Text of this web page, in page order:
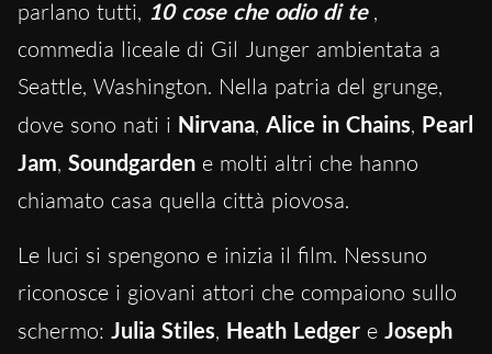
parlano tutti, 10 cose che odio di te ,
commedia liceale di Gil Junger ambientata a
Seattle, Washington. Nella patria del grunge,
dove sono nati i Nirvana, Alice in Chains, Pearl
Jam, Soundgarden e molti altri che hanno
chiamato casa quella città piovosa.
Le luci si spengono e inizia il film. Nessuno
riconosce i giovani attori che compaiono sullo
schermo: Julia Stiles, Heath Ledger e Joseph